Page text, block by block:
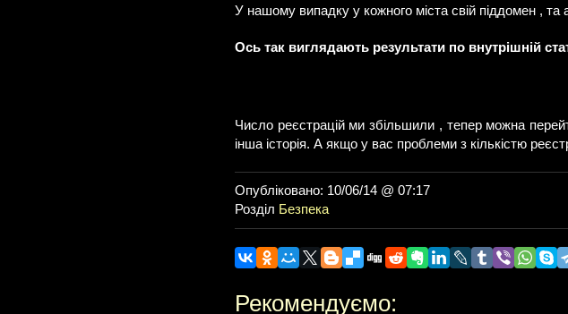
У нашому випадку у кожного міста свій піддомен , та
Ось так виглядають результати по внутрішній
Число реєстрацій ми збільшили , тепер можна
інша історія. А якщо у вас проблеми з кількістю
Опубліковано: 10/06/14 @ 07:17
Розділ Безпека
Рекомендуємо: